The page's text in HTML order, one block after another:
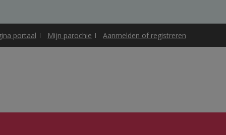
portaal Mijn parochie Aanmelden of registreren